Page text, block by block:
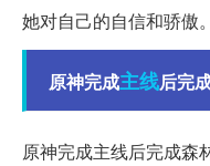
她对自己的自信和骄傲
原神完成主线后完
原神完成主线后完成森